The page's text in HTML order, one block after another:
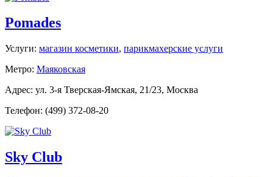
Pomades
Услуги: магазин косметики, парикмахерские услуги
Метро: Маяковская
Адрес: ул. 3-я Тверская-Ямская, 21/23, Москва
Телефон: (499) 372-08-20
Sky Club